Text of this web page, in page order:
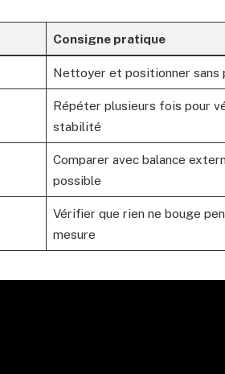
Consigne pratique
Nettoyer et positionner sans
Répéter plusieurs fois pour
stabilité
Comparer avec balance
possible
Vérifier que rien ne bouge
mesure